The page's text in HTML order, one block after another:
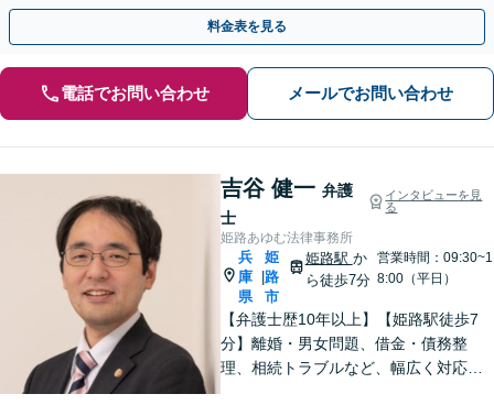
的財産等、お任せください【他士業連携可能】
料金表を見る
電話でお問い合わせ メールでお問い合わせ
吉谷 健一 弁護
士
インタビューを見
る
姫路あゆむ法律事務所
兵
庫
県
姫
路
市
姫路駅 か
ら徒歩7分
営業時間：09:30~1
8:00（平日）
【弁護士歴10年以上】【姫路駅徒歩7
分】離婚・男女問題、借金・債務整
理、相続トラブルなど、幅広く対応可